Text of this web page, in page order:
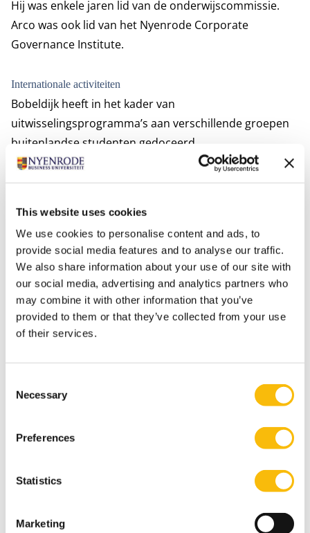
This website uses cookies
We use cookies to personalise content and ads, to
provide social media features and to analyse our traffic.
We also share information about your use of our site with
our social media, advertising and analytics partners who
may combine it with other information that you’ve
provided to them or that they’ve collected from your use
of their services.
Selection
Necessary
Preferences
Statistics
Marketing
Hij was enkele jaren lid van de onderwijscommissie.
Arco was ook lid van het Nyenrode Corporate
Governance Institute.
Internationale activiteiten
Bobeldijk heeft in het kader van
uitwisselingsprogramma’s aan verschillende groepen
buitenlandse studenten gedoceerd.
Meest relevante publicaties
Initiatiefwet aanpassingen in de liquidatie- en
WFR 2020/28, 13 februari 2020
Recente ontwikkelingen ten aanzien van de fiscale
eenheid vennootschapsbelasting, NTFR-B2020/9, 27
maart 2020
De vennootschapsbelastingaspecten van financiële
herstructureringen, TFO 2019/162.1, april 2019
Country-by-Country Reporting and the Effective Tax
Reports? Intertax Volume 47, Issue 12 2019
5, mei 2018